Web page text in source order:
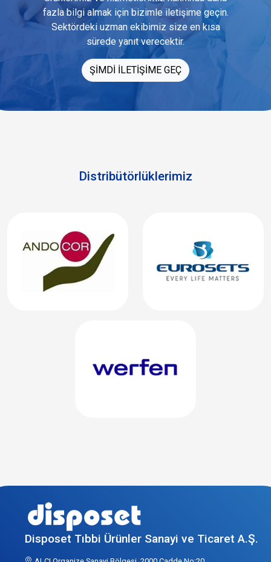
fazla bilgi almak için bizimle iletişime geçin.
Sektördeki uzman ekibimiz size en kısa
sürede yanıt verecektir.
ŞİMDİ İLETİŞİME GEÇ
Distribütörlüklerimiz
Disposet Tıbbi Ürünler Sanayi ve Ticaret A.Ş.